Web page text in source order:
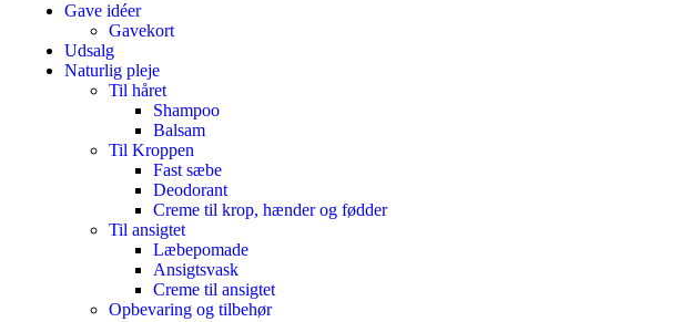
Gave idéer
Gavekort
Udsalg
Naturlig pleje
Til håret
Shampoo
Balsam
Til Kroppen
Fast sæbe
Deodorant
Creme til krop, hænder og fødder
Til ansigtet
Læbepomade
Ansigtsvask
Creme til ansigtet
Opbevaring og tilbehør